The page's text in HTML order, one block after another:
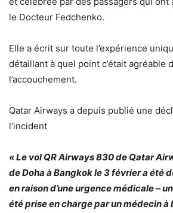
le Docteur Fedchenko.
Elle a écrit sur toute l’expérience
détaillant à quel point c’était agréable
l’accouchement.
Qatar Airways a depuis publié une
l’incident
« Le vol QR Airways 830 de Qatar
de Doha à Bangkok le 3 février a été
en raison d’une urgence médicale –
été prise en charge par un médecin à